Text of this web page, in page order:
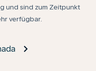
und sind zum Zeitpunkt
verfügbar.